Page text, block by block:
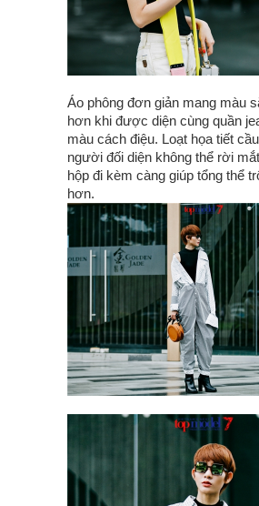
Áo phông đơn giản mang màu
hơn khi được diện cùng quần
màu cách điệu. Loạt họa tiết
người đối diện không thể rời
hộp đi kèm càng giúp tổng thể
hơn.